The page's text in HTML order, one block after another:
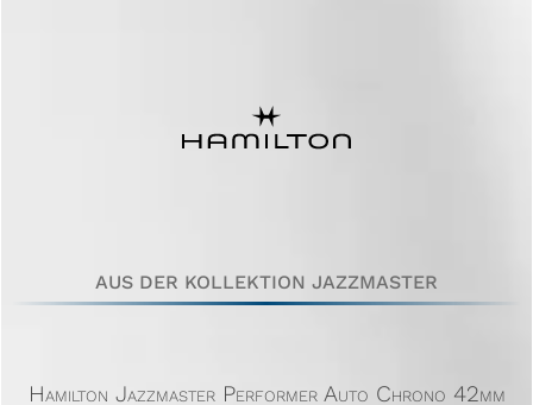
AUS DER KOLLEKTION JAZZMASTER
Hamilton Jazzmaster Performer Auto Chrono 42mm